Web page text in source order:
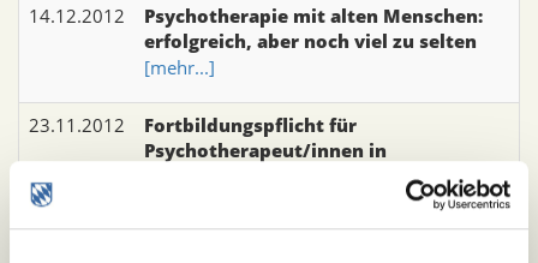
14.12.2012
Psychotherapie mit alten Menschen:
erfolgreich, aber noch viel zu selten
[mehr...]
23.11.2012
Fortbildungspflicht für
Psychotherapeut/innen in
Krankenhaus und Psychiatrischer
Klinik neu geregelt  Nachweispflicht
auch schon beim erstmaligen Antritt